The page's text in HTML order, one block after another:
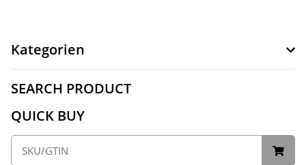
Kategorien
SEARCH PRODUCT
QUICK BUY